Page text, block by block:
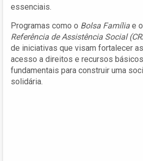
essenciais.
Programas como o Bolsa Família e o
Referência de Assistência Social
de iniciativas que visam fortalecer
acesso a direitos e recursos
fundamentais para construir uma
solidária.